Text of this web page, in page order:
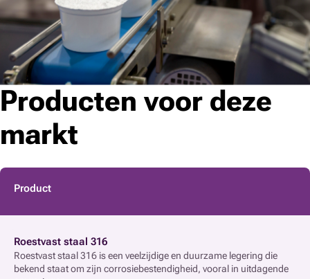
Producten voor deze
markt
Product
Roestvast staal 316
Roestvast staal 316 is een veelzijdige en duurzame legering die
bekend staat om zijn corrosiebestendigheid, vooral in uitdagende